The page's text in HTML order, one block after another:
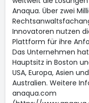
Anaqua. Über zwei
Innovatoren nutzen
Plattform für ihre
Das Unternehmen
Hauptsitz in Boston
USA, Europa, Asien und
Australien. Weitere
anaqua.com